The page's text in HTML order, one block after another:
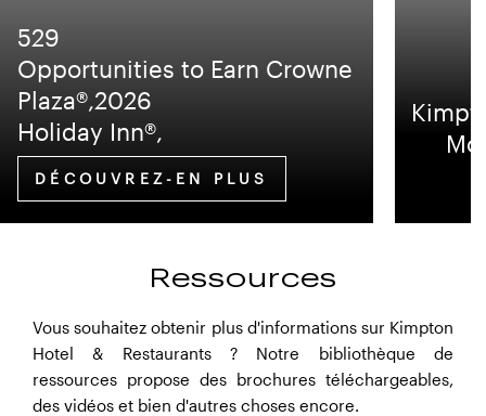
529
Opportunities to Earn Crowne
Plaza®,2026
Holiday Inn®,
DÉCOUVREZ-EN PLUS
Ressources
Vous souhaitez obtenir plus d'informations sur Kimpton
Hotel & Restaurants ? Notre bibliothèque de
ressources propose des brochures téléchargeables,
des vidéos et bien d'autres choses encore.